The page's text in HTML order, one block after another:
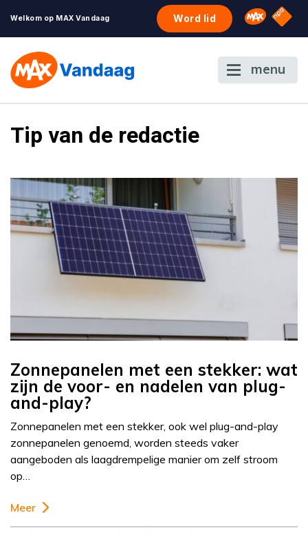
Welkom op MAX Vandaag Word lid Omroep
NPO
menu
Tip van de redactie
Zonnepanelen met een stekker: wat
zijn de voor- en nadelen van plug-
and-play?
Zonnepanelen met een stekker, ook wel plug-and-play
zonnepanelen genoemd, worden steeds vaker
aangeboden als laagdrempelige manier om zelf stroom
op…
Meer